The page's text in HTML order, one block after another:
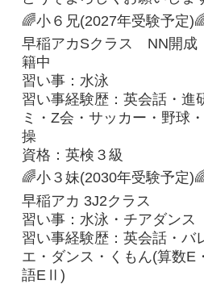
🌈小６兄(2027年受験予定
早稲アカSクラス NN開
籍中
習い事：水泳
習い事経験歴：英会話・進
ミ・Z会・サッカー・野球
操
資格：英検３級
🌈小３妹(2030年受験予定
早稲アカ 3J2クラス
習い事：水泳・チアダンス
習い事経験歴：英会話・バ
エ・ダンス・くもん(算数E
語EⅡ)